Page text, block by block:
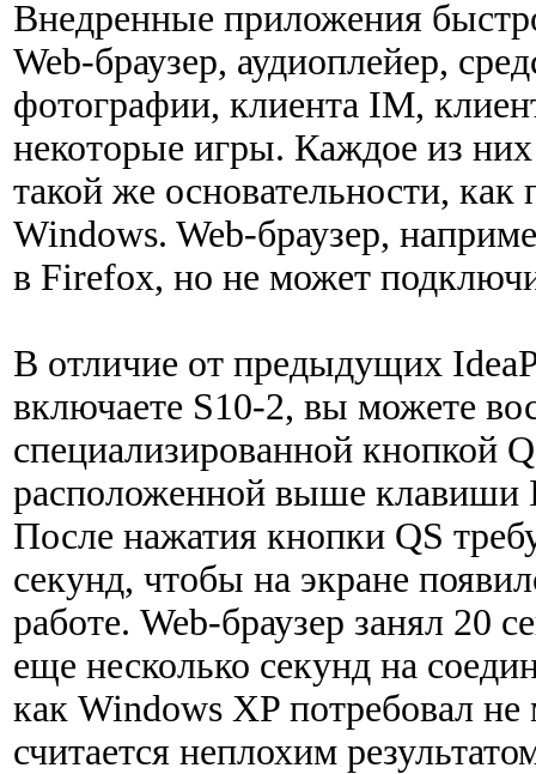
Внедренные приложения
Web-браузер, аудиоплейер,
фотографии, клиента IM,
некоторые игры. Каждое из
такой же основательности,
Windows. Web-браузер,
в Firefox, но не может
В отличие от предыдущих
включаете S10-2, вы можете
специализированной кнопкой
расположенной выше клавиши
После нажатия кнопки QS
секунд, чтобы на экране
работе. Web-браузер занял 20
еще несколько секунд на
как Windows XP потребовал не
считается неплохим